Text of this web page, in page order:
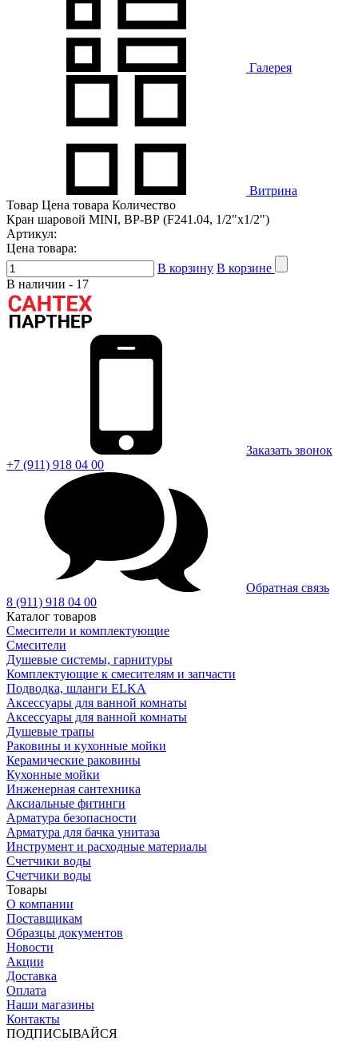
Галерея
Витрина
Товар Цена товара Количество
Кран шаровой MINI, ВР-ВР (F241.04, 1/2"x1/2")
Артикул:
Цена товара:
В корзину В корзине
В наличии - 17
Заказать звонок
+7 (911) 918 04 00
Обратная связь
8 (911) 918 04 00
Каталог товаров
Смесители и комплектующие
Смесители
Душевые системы, гарнитуры
Комплектующие к смесителям и запчасти
Подводка, шланги ELKA
Аксессуары для ванной комнаты
Аксессуары для ванной комнаты
Душевые трапы
Раковины и кухонные мойки
Керамические раковины
Кухонные мойки
Инженерная сантехника
Аксиальные фитинги
Арматура безопасности
Арматура для бачка унитаза
Инструмент и расходные материалы
Счетчики воды
Счетчики воды
Товары
О компании
Поставщикам
Образцы документов
Новости
Акции
Доставка
Оплата
Наши магазины
Контакты
ПОДПИСЫВАЙСЯ